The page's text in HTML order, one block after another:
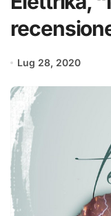
Lug 28, 2020